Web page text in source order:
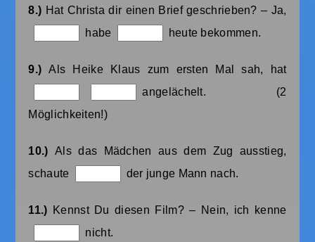
8.) Hat Christa dir einen Brief geschrieben? – Ja,
habe
heute bekommen.
9.)Als Heike Klaus zum ersten Mal sah, hat
angelächelt. (2
Möglichkeiten!)
10.) Als das Mädchen aus dem Zug ausstieg,
schaute
der junge Mann nach.
11.) Kennst Du diesen Film? – Nein, ich kenne
nicht.